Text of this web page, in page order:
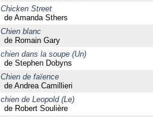
Chicken Street
de Amanda Sthers
Chien blanc
de Romain Gary
chien dans la soupe (Un)
de Stephen Dobyns
Chien de faïence
de Andrea Camillieri
chien de Leopold (Le)
de Robert Soulière